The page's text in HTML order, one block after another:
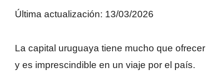
Última actualización: 13/03/2026
La capital uruguaya tiene mucho que ofrecer
y es imprescindible en un viaje por el país.